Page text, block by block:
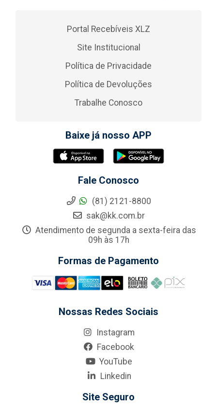
Portal Recebíveis XLZ
Site Institucional
Política de Privacidade
Política de Devoluções
Trabalhe Conosco
Baixe já nosso APP
Fale Conosco
(81) 2121-8800
sak@kk.com.br
Atendimento de segunda a sexta-feira das
09h às 17h
Formas de Pagamento
Nossas Redes Sociais
Instagram
Facebook
YouTube
Linkedin
Site Seguro